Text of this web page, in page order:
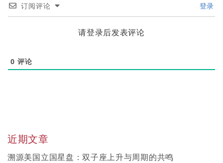
订阅评论 登录
请登录后发表评论
0 评论
近期文章
溯源美国立国星盘：双子座上升与周期的共鸣